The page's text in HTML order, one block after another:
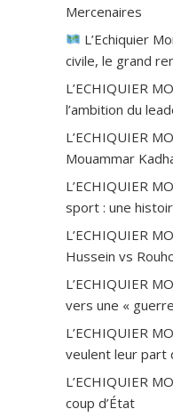
Mercenaires
L’Echiquier
civile, le grand
L’ECHIQUIER
l’ambition du
L’ECHIQUIER
Mouammar
L’ECHIQUIER
sport : une
L’ECHIQUIER
Hussein vs
L’ECHIQUIER
vers une «
L’ECHIQUIER
veulent leur part
L’ECHIQUIER
coup d’État